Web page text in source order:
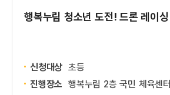
행복누림 청소년 도전! 드론 레이싱
신청대상 초등
진행장소 행복누림 2층 국민 체육센터